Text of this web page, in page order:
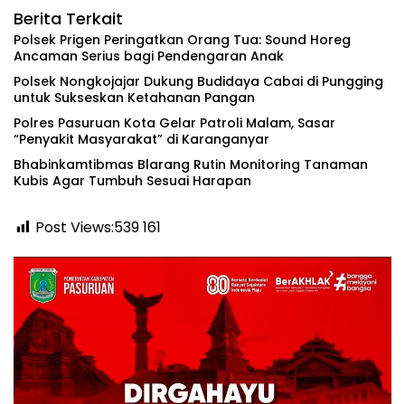
Berita Terkait
‎Polsek Prigen Peringatkan Orang Tua: Sound Horeg
Ancaman Serius bagi Pendengaran Anak ‎
Polsek Nongkojajar Dukung Budidaya Cabai di Pungging
untuk Sukseskan Ketahanan Pangan
‎Polres Pasuruan Kota Gelar Patroli Malam, Sasar
“Penyakit Masyarakat” di Karanganyar
Bhabinkamtibmas Blarang Rutin Monitoring Tanaman
Kubis Agar Tumbuh Sesuai Harapan
Post Views:539161